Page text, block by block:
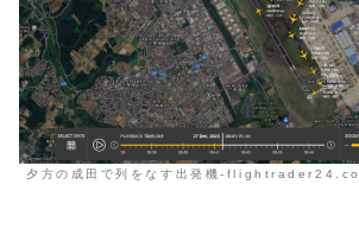
夕方の成田で列をなす出発機-